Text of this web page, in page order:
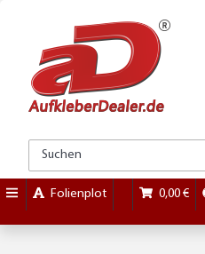
Folienplot 0,00 €